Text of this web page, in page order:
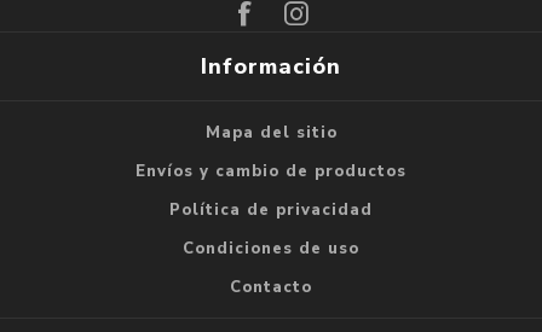
Información
Mapa del sitio
Envíos y cambio de productos
Política de privacidad
Condiciones de uso
Contacto